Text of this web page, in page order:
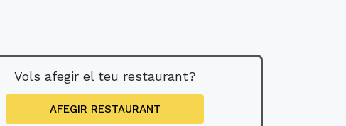
Vols afegir el teu restaurant?
AFEGIR RESTAURANT